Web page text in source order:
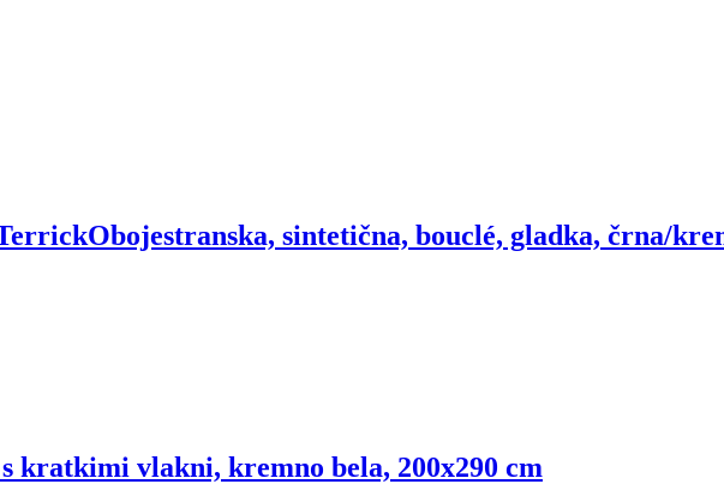
Obojestranska, sintetična, bouclé, gladka, črna/
kratkimi vlakni, kremno bela, 200x290 cm